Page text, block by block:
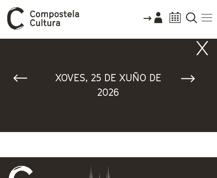
XOVES, 25 DE XUÑO DE
2026